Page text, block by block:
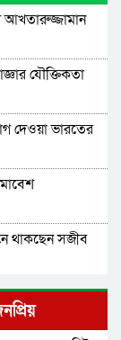
যৌক্তিকতা
দেওয়া ভারতের
থাকছেন সজীব
সামনে